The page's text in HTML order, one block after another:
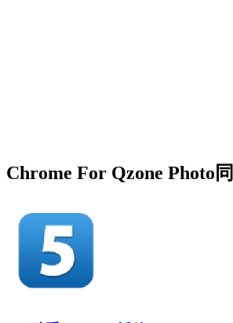
Chrome For Qzone Photo